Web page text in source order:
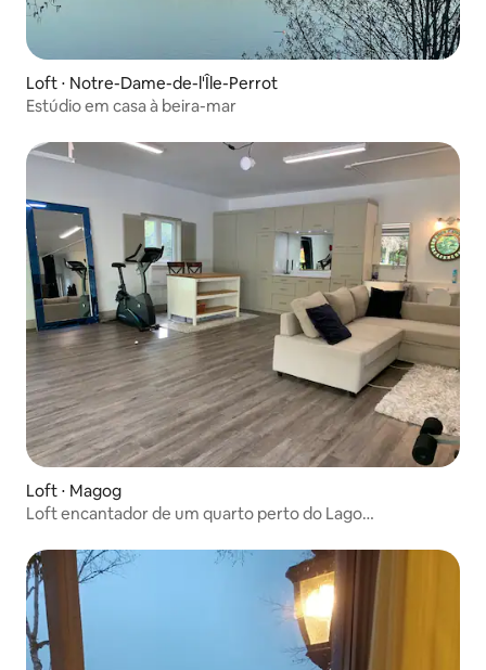
Loft ⋅ Notre-Dame-de-l'Île-Perrot
Estúdio em casa à beira-mar
Loft ⋅ Magog
Loft encantador de um quarto perto do Lago